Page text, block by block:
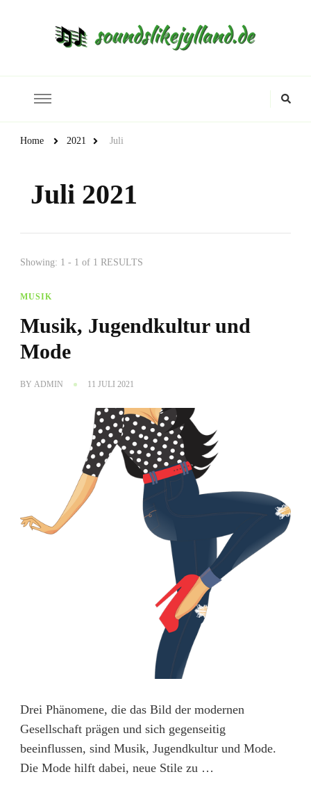
Home 2021 Juli
Juli 2021
Showing: 1 - 1 of 1 RESULTS
MUSIK
Musik, Jugendkultur und
Mode
BY ADMIN 11 JULI 2021
Drei Phänomene, die das Bild der modernen
Gesellschaft prägen und sich gegenseitig
beeinflussen, sind Musik, Jugendkultur und Mode.
Die Mode hilft dabei, neue Stile zu …